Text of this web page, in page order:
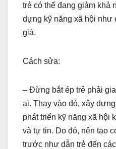
trẻ có thể đang giảm khả
dựng kỹ năng xã hội như
giá.
Cách sửa:
– Đừng bắt ép trẻ phải
ai. Thay vào đó, xây
phát triển kỹ năng xã hội
và tự tin. Do đó, nên tạo
trước như dẫn trẻ đến